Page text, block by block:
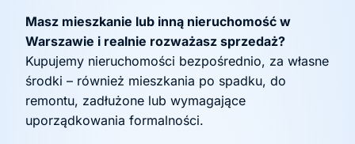
Masz mieszkanie lub inną nieruchomość w
Warszawie i realnie rozważasz sprzedaż?
Kupujemy nieruchomości bezpośrednio, za własne
środki – również mieszkania po spadku, do
remontu, zadłużone lub wymagające
uporządkowania formalności.